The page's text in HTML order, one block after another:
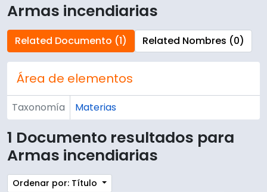
Armas incendiarias
Related Documento (1) Related Nombres (0)
Área de elementos
Taxonomía Materias
1 Documento resultados para
Armas incendiarias
Ordenar por: Título